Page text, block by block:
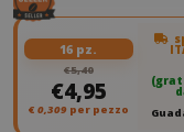
16 pz.
€5,40
€4,95
€ 0,309per pezzo